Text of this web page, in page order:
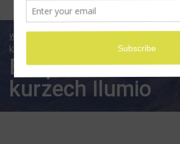
www.ilumio.cz BLOG
komfort na kurzech Ilumio
Bezpečí a
kurzech Ilumio